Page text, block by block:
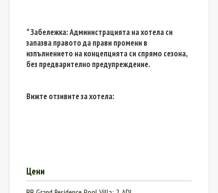
* Забележка: Администрацията на хотела си
запазва правото да прави промени в
изпълнението на концепцията си спрямо сезона,
без предварително предупреждение.
Вижте отзивите за хотела:
Цени